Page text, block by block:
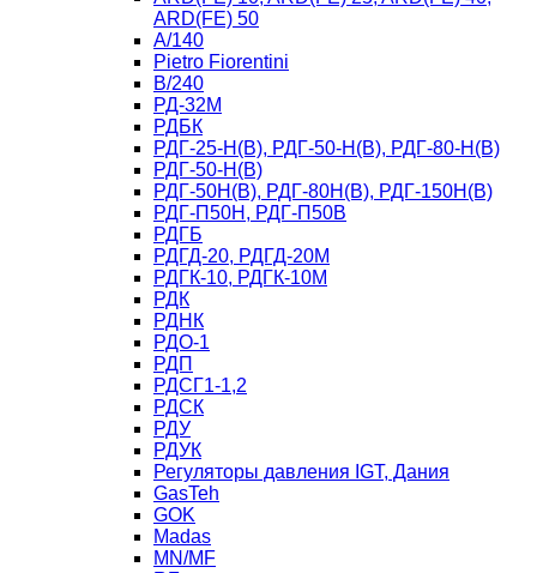
ARD(FE) 50
A/140
Рietro Fiorentini
B/240
РД-32М
РДБК
РДГ-25-Н(В), РДГ-50-Н(В), РДГ-80-Н(В)
РДГ-50-Н(В)
РДГ-50Н(В), РДГ-80Н(В), РДГ-150Н(В)
РДГ-П50Н, РДГ-П50В
РДГБ
РДГД-20, РДГД-20М
РДГК-10, РДГК-10М
РДК
РДНК
РДО-1
РДП
РДСГ1-1,2
РДСК
РДУ
РДУК
Регуляторы давления IGT, Дания
GasTeh
GOK
Madas
MN/MF